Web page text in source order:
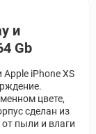
и
Gb
iPhone XS
цвете,
сделан из
пыли и влаги